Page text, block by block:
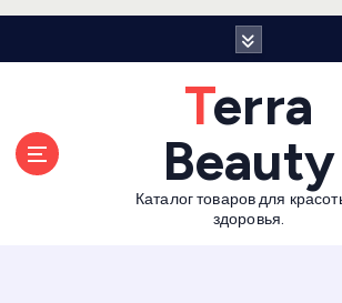
Terra
Beauty
Каталог товаров для
здоровья.